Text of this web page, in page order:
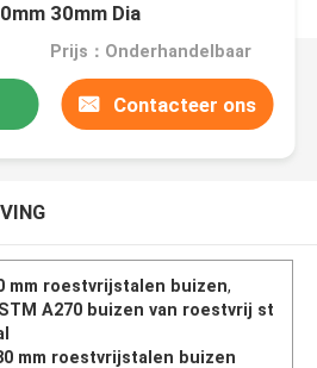
30mm Dia
Prijs：Onderhandelbaar
Contacteer ons
mm roestvrijstalen buizen,
A270 buizen van roestvrij st
mm roestvrijstalen buizen